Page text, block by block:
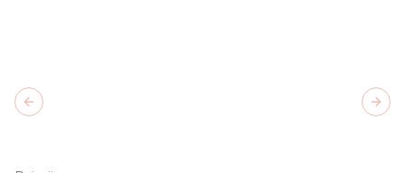
Previous slide